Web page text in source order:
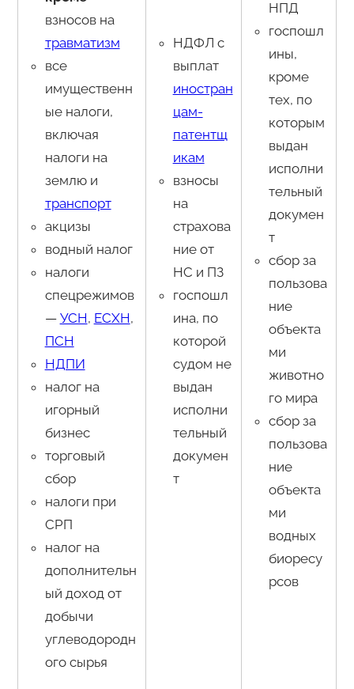
взносов на
травматизм
все
имущественн
ые налоги,
включая
налоги на
землю и
транспорт
акцизы
водный налог
налоги
спецрежимов
— УСН, ЕСХН,
ПСН
НДПИ
налог на
игорный
бизнес
торговый
сбор
налоги при
СРП
налог на
дополнительн
ый доход от
добычи
углеводородн
ого сырья
НДФЛ с
выплат
иностран
цам-
патентщ
икам
взносы
на
страхова
ние от
НС и ПЗ
госпошл
ина, по
которой
судом не
выдан
исполни
тельный
докумен
т
НПД
госпошл
ины,
кроме
тех, по
которым
выдан
исполни
тельный
докумен
т
сбор за
пользова
ние
объекта
ми
животно
го мира
сбор за
пользова
ние
объекта
ми
водных
биоресу
рсов